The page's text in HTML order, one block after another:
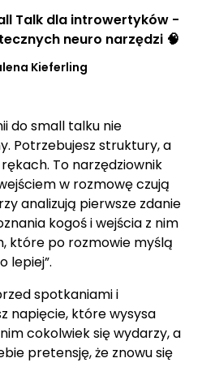
Talk dla introwertyków -
neuro narzędzi 🧠
Kieferling
do small talku nie
Potrzebujesz struktury, a
To narzędziownik
w rozmowę czują
analizują pierwsze zdanie
kogoś i wejścia z nim
które po rozmowie myślą
lepiej”.
spotkaniami i
napięcie, które wysysa
cokolwiek się wydarzy, a
pretensję, że znowu się